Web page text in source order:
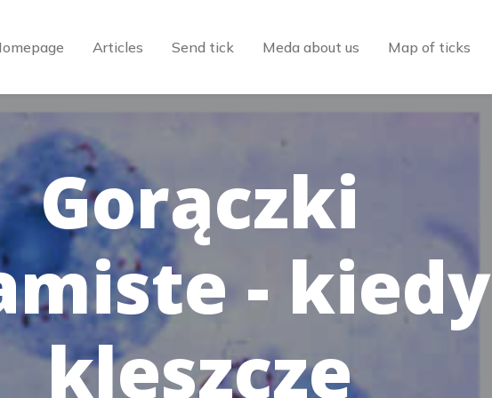
Articles Send tick Meda about us Map of ticks
Gorączki
- kiedy
kleszcze